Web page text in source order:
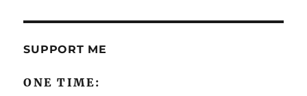
SUPPORT ME
ONE TIME: